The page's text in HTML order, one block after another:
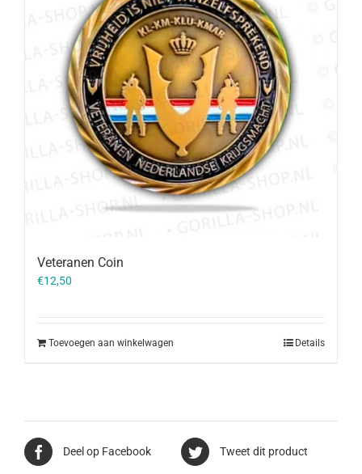
Veteranen Coin
€12,50
Toevoegen aan winkelwagen Details
Deel op Facebook Tweet dit product